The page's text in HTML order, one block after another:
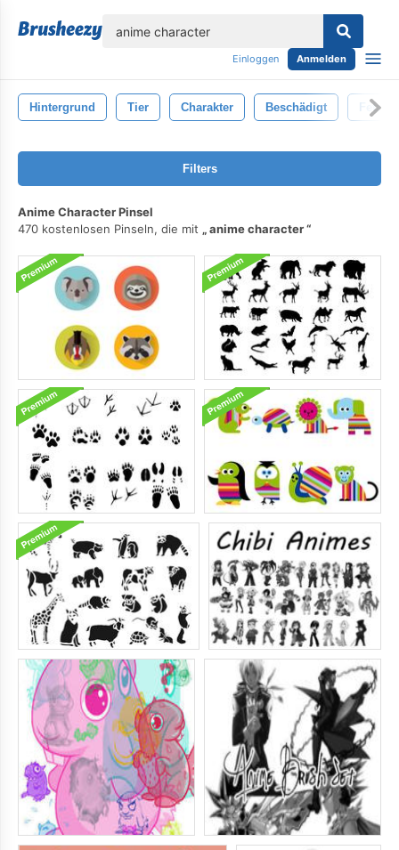
Einloggen Anmelden
Hintergrund Tier Charakter Beschädigt Fetzen
Filters
Anime Character Pinsel
470 kostenlosen Pinseln, die mit
anime character